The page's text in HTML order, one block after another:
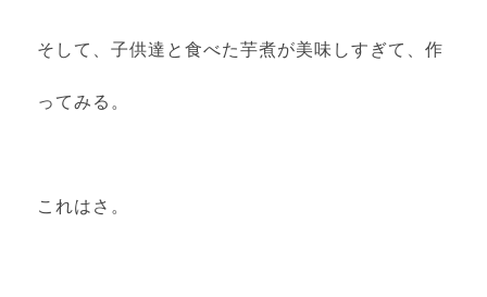
そして、子供達と食べた芋煮が美味しすぎて、作
ってみる。
これはさ。